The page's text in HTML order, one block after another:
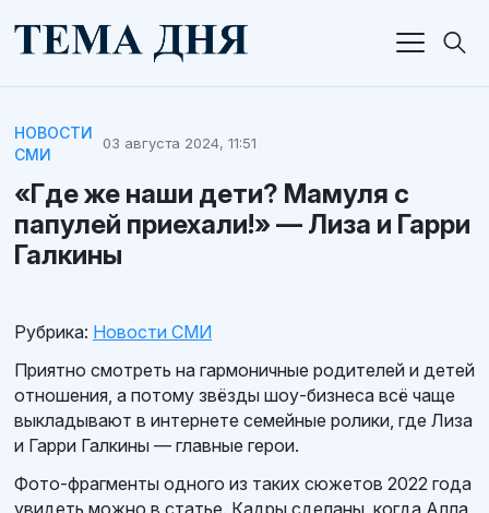
НОВОСТИ
СМИ
03 августа 2024, 11:51
«Где же наши дети? Мамуля с
папулей приехали!» — Лиза и Гарри
Галкины
Рубрика: Новости СМИ
Приятно смотреть на гармоничные родителей и детей
отношения, а потому звёзды шоу-бизнеса всё чаще
выкладывают в интернете семейные ролики, где Лиза
и Гарри Галкины — главные герои.
Фото-фрагменты одного из таких сюжетов 2022 года
увидеть можно в статье. Кадры сделаны, когда Алла